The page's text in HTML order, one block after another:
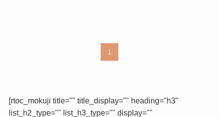
1
[rtoc_mokuji title="" title_display="" heading="h3"
list_h2_type="" list_h3_type="" display=""